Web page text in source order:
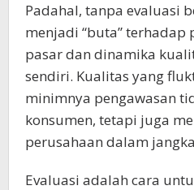
Padahal, tanpa evaluasi
menjadi “buta”
pasar dan dinamika
sendiri. Kualitas yang
minimnya pengawasan
konsumen, tetapi juga
perusahaan dalam
Evaluasi adalah cara